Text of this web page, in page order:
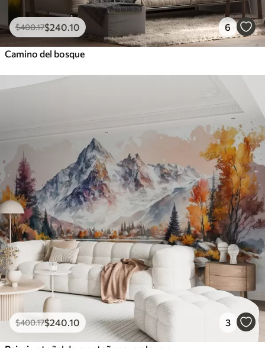
$400.17$240 .10 6
Camino del bosque
$400.17$240 .10 3